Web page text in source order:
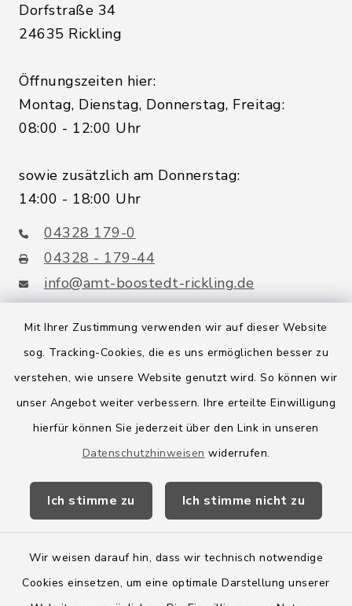
Mit Ihrer Zustimmung verwenden wir auf dieser Website
sog. Tracking-Cookies, die es uns ermöglichen besser zu
verstehen, wie unsere Website genutzt wird. So können wir
unser Angebot weiter verbessern. Ihre erteilte Einwilligung
hierfür können Sie jederzeit über den Link in unseren
Datenschutzhinweisen widerrufen.
Ich stimme zu Ich stimme nicht zu
Wir weisen darauf hin, dass wir technisch notwendige
Cookies einsetzen, um eine optimale Darstellung unserer
Dorfstraße 34
24635 Rickling
Öffnungszeiten hier:
Montag, Dienstag, Donnerstag, Freitag:
08:00 - 12:00 Uhr
sowie zusätzlich am Donnerstag:
14:00 - 18:00 Uhr
04328 179-0
04328 - 179-44
info@amt-boostedt-rickling.de
Quicklinks
Amt Boostedt-Rickling
Amtsbroschüre
Wege-Zweckverband